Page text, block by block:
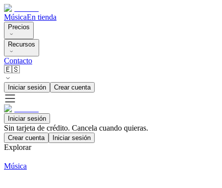
MúsicaEn tienda
Precios
Recursos
Contacto
🇪🇸
Iniciar sesión Crear cuenta
Iniciar sesión
Sin tarjeta de crédito. Cancela cuando quieras.
Crear cuenta Iniciar sesión
Explorar
Música